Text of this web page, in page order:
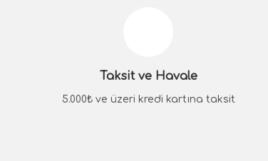
Taksit ve Havale
5.000₺ ve üzeri kredi kartına taksit